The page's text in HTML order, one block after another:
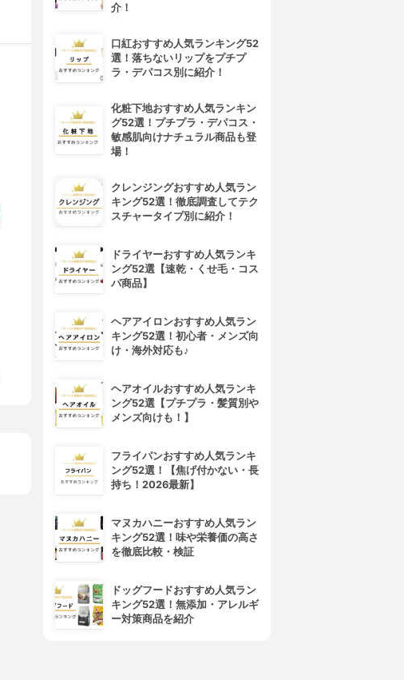
介！
口紅おすすめ人気ランキング52
選！落ちないリップをプチプ
ラ・デパコス別に紹介！
化粧下地おすすめ人気ランキン
グ52選！プチプラ・デパコス・
敏感肌向けナチュラル商品も登
場！
クレンジングおすすめ人気ラン
キング52選！徹底調査してテク
スチャータイプ別に紹介！
ドライヤーおすすめ人気ランキ
ング52選【速乾・くせ毛・コス
パ商品】
ヘアアイロンおすすめ人気ラン
キング52選！初心者・メンズ向
け・海外対応も♪
ヘアオイルおすすめ人気ランキ
ング52選【プチプラ・髪質別や
メンズ向けも！】
フライパンおすすめ人気ランキ
ング52選！【焦げ付かない・長
持ち！2026最新】
マヌカハニーおすすめ人気ラン
キング52選！味や栄養価の高さ
を徹底比較・検証
ドッグフードおすすめ人気ラン
キング52選！無添加・アレルギ
ー対策商品を紹介